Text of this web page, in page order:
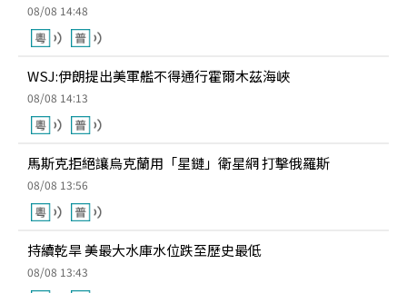
08/08 14:48
WSJ:伊朗提出美軍艦不得通行霍爾木茲海峽
08/08 14:13
馬斯克拒絕讓烏克蘭用「星鏈」衛星網 打擊俄羅斯
08/08 13:56
持續乾旱 美最大水庫水位跌至歷史最低
08/08 13:43